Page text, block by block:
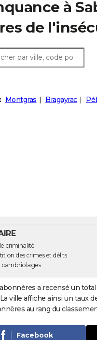
à
de
Montgras Bragayrac
criminalité
des crimes et délits
cambriolages
a recensé un
ville affiche ainsi un taux
au rang du
Facebook